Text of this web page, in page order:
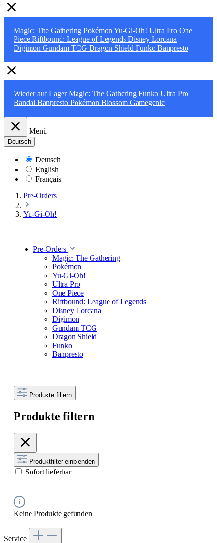
Magic: The Gathering Pokémon Yu-Gi-Oh! Ultra Pro One
Piece Riftbound: League of Legends Disney Lorcana
Digimon Gundam TCG Dragon Shield Funko Banpresto
Wieder auf LagerMagic: The Gathering Funko Ultra Pro
Bandai Banpresto Pokémon Blossom Gamegenic
Menü
Deutsch
Deutsch
English
Français
Pre-Orders
Yu-Gi-Oh!
Pre-Orders
Magic: The Gathering
Pokémon
Yu-Gi-Oh!
Ultra Pro
One Piece
Riftbound: League of Legends
Disney Lorcana
Digimon
Gundam TCG
Dragon Shield
Funko
Banpresto
Produkte filtern
Produkte filtern
Produktfilter einblenden
Sofort lieferbar
Keine Produkte gefunden.
Service